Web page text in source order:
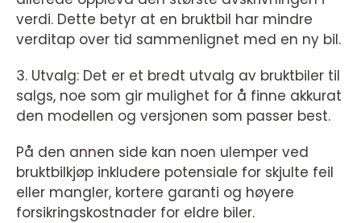
verdi. Dette betyr at en bruktbil har mindre
verditap over tid sammenlignet med en ny bil.
3. Utvalg: Det er et bredt utvalg av bruktbiler til
salgs, noe som gir mulighet for å finne akkurat
den modellen og versjonen som passer best.
På den annen side kan noen ulemper ved
bruktbilkjøp inkludere potensiale for skjulte feil
eller mangler, kortere garanti og høyere
forsikringskostnader for eldre biler.